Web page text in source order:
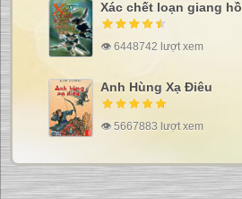
Xác chết loạn giang hồ
👁 6448742 lượt xem
Anh Hùng Xạ Điêu
👁 5667883 lượt xem